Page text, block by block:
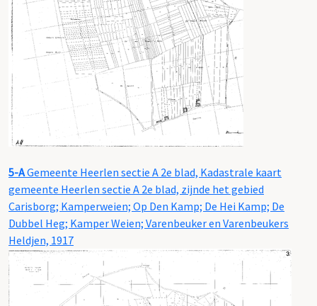
5-AGemeente Heerlen sectie A 2e blad, Kadastrale kaart
gemeente Heerlen sectie A 2e blad, zijnde het gebied
Carisborg; Kamperweien; Op Den Kamp; De Hei Kamp; De
Dubbel Heg; Kamper Weien; Varenbeuker en Varenbeukers
Heldjen, 1917